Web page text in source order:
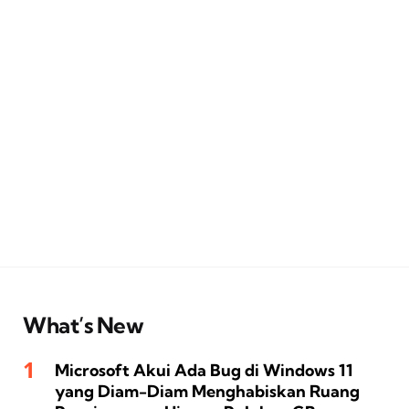
What’s New
Microsoft Akui Ada Bug di Windows 11
yang Diam-Diam Menghabiskan Ruang